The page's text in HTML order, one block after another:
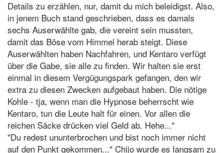
Details zu erzählen, nur, damit du mich beleidigst. Also,
in jenem Buch stand geschrieben, dass es damals
sechs Auserwählte gab, die vereint sein mussten,
damit das Böse vom Himmel herab steigt. Diese
Auserwählten haben Nachfahren, und Kentaro verfügt
über die Gabe, sie alle zu finden. Wir halten sie erst
einmal in diesem Vergügungspark gefangen, den wir
extra zu diesen Zwecken aufgebaut haben. Die nötige
Kohle - tja, wenn man die Hypnose beherrscht wie
Kentaro, tun die Leute halt für einen. Vor allen die
reichen Säcke drücken viel Geld ab. Hehe..."
"Du redest ununterbrochen und bist noch immer nicht
auf den Punkt gekommen..." Chijo wurde es langsam zu